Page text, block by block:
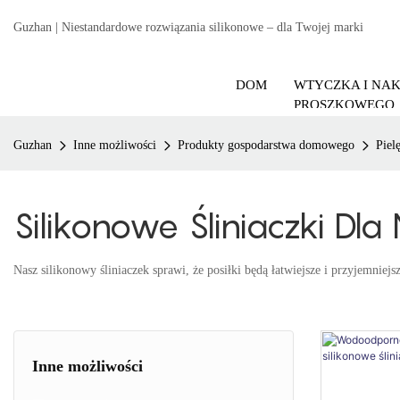
Guzhan | Niestandardowe rozwiązania silikonowe – dla Twojej marki
DOM
WTYCZKA I
PROSZKOWEGO
Guzhan Inne możliwości Produkty gospodarstwa domowego
Silikonowe Śliniaczki
Nasz silikonowy śliniaczek sprawi, że posiłki będą łatwiejsze i
Inne możliwości